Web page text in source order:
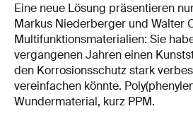
Eine neue Lösung präsentieren
Markus Niederberger und Walter
Multifunktionsmaterialien: Sie
vergangenen Jahren einen
den Korrosionsschutz stark
vereinfachen könnte.
Wundermaterial, kurz PPM.